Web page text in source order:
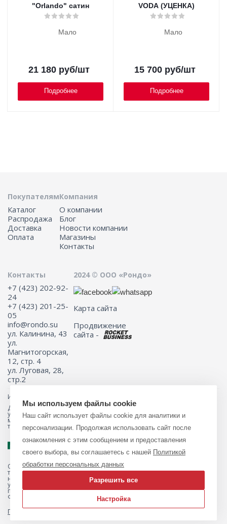
"Orlando" сатин
Мало
21 180руб/шт
Подробнее
VODA (УЦЕНКА)
Мало
15 700руб/шт
Подробнее
Покупателям
Каталог
Распродажа
Доставка
Оплата
Компания
О компании
Блог
Новости компании
Магазины
Контакты
Контакты
+7 (423) 202-92-
24
+7 (423) 201-25-
05
info@rondo.su
ул. Калинина, 43
ул.
Магнитогорская,
12, стр. 4
ул. Луговая, 28,
стр.2
2024 © ООО «Рондо»
Карта сайта
Продвижение
сайта -
Информация на сайте не является публичной офертой.
Для получения подробной информации о наличии и стоимости
указанных товаров и (или) услуг, пожалуйста, обращайтесь к
менеджеру сайта с помощью специальной формы связи или по
телефону 8 (423) 201-25-05
Обращаем ваше внимание на то, что данный интернет-магазин, а
также вся информация о товарах и ценах, предоставленная на нём,
носит исключительно информационный характер и ни при каких
условиях не является публичной офертой, определяемой
положениями Статьи 437 Гражданского кодекса Российской
Федерации.
Политика обработки персональных данных
Мы используем файлы cookie
Наш сайт использует файлы cookie для аналитики и
персонализации. Продолжая использовать сайт после
ознакомления с этим сообщением и предоставления
своего выбора, вы соглашаетесь с нашей Политикой
обработки персональных данных
Разрешить все
Настройка